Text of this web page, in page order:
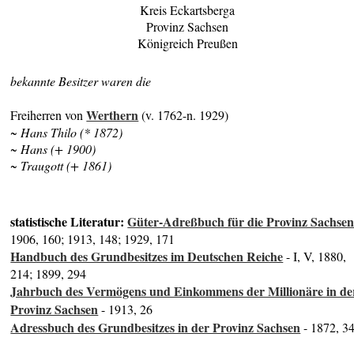
Kreis Eckartsberga
Provinz Sachsen
Königreich Preußen
bekannte Besitzer waren die
Freiherren vonWerthern(v. 1762-n. 1929)
~ Hans Thilo (* 1872)
~ Hans (+ 1900)
~ Traugott (+ 1861)
statistische Literatur:Güter-Adreßbuch für die Provinz Sachsen
1906, 160; 1913, 148; 1929, 171
Handbuch des Grundbesitzes im Deutschen Reiche- I, V, 1880,
214; 1899, 294
Jahrbuch des Vermögens und Einkommens der Millionäre in
Provinz Sachsen- 1913, 26
Adressbuch des Grundbesitzes in der Provinz Sachsen- 1872,